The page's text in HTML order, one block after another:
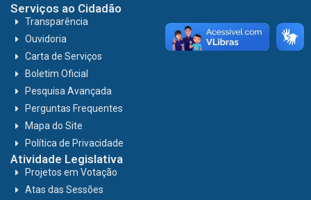
Serviços ao Cidadão
Transparência
Ouvidoria
Carta de Serviços
Boletim Oficial
Pesquisa Avançada
Perguntas Frequentes
Mapa do Site
Política de Privacidade
Atividade Legislativa
Projetos em Votação
Atas das Sessões